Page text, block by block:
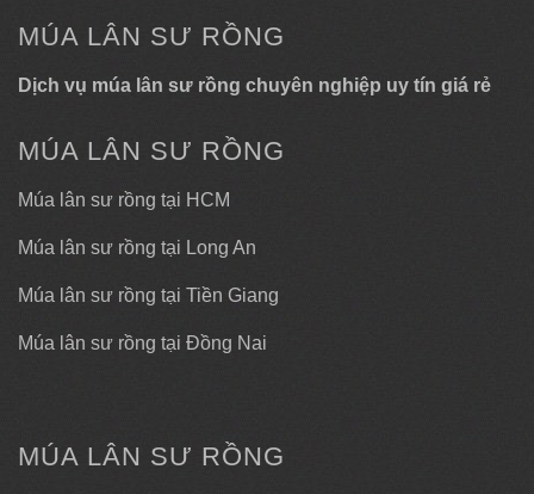
MÚA LÂN SƯ RỒNG
Dịch vụ múa lân sư rồng chuyên nghiệp uy tín giá rẻ
MÚA LÂN SƯ RỒNG
Múa lân sư rồng tại HCM
Múa lân sư rồng tại Long An
Múa lân sư rồng tại Tiền Giang
Múa lân sư rồng tại Đồng Nai
MÚA LÂN SƯ RỒNG